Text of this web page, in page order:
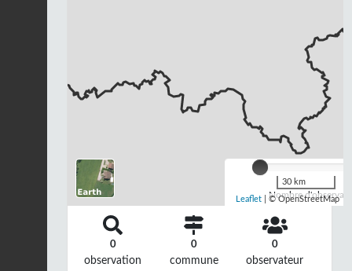
Nombre
30 km
Leaflet | © OpenStreetMap
0
observation
0
commune
0
observateur